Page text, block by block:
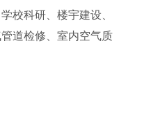
校科研、楼宇建设、
道检修、室内空气质